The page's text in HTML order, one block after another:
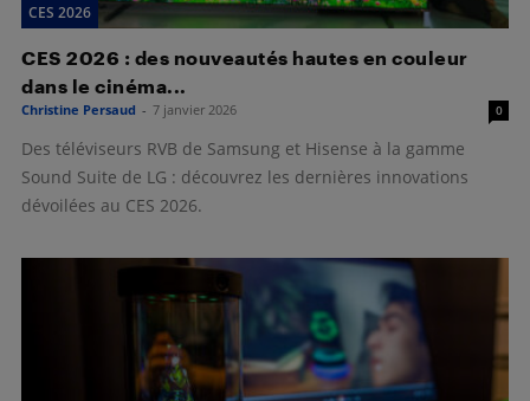
CES 2026
CES 2026 : des nouveautés hautes en couleur
dans le cinéma...
Christine Persaud - 7 janvier 2026 0
Des téléviseurs RVB de Samsung et Hisense à la gamme
Sound Suite de LG : découvrez les dernières innovations
dévoilées au CES 2026.